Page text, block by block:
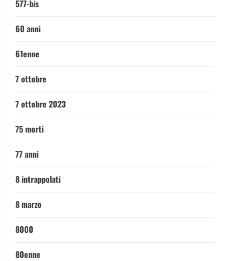
577-bis
60 anni
61enne
7 ottobre
7 ottobre 2023
75 morti
77 anni
8 intrappolati
8 marzo
8000
80enne